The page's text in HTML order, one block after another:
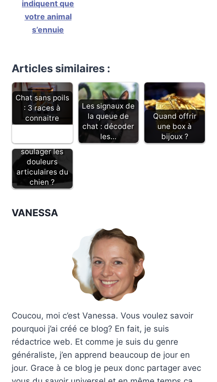
indiquent que
votre animal
s’ennuie
Articles similaires :
Chat sans poils
: 3 races à
connaitre
Les signaux de
la queue de
chat : décoder
les…
Quand offrir
une box à
bijoux ?
Comment
soulager les
douleurs
articulaires du
chien ?
VANESSA
Coucou, moi c’est Vanessa. Vous voulez savoir
pourquoi j’ai créé ce blog? En fait, je suis
rédactrice web. Et comme je suis du genre
généraliste, j’en apprend beaucoup de jour en
jour. Grace à ce blog je peux donc partager avec